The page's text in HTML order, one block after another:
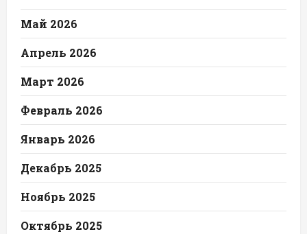
Май 2026
Апрель 2026
Март 2026
Февраль 2026
Январь 2026
Декабрь 2025
Ноябрь 2025
Октябрь 2025